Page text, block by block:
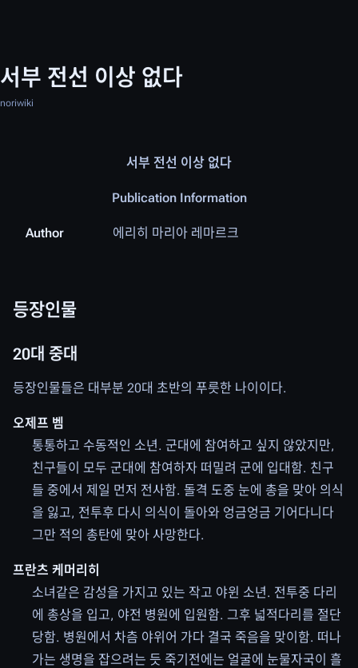
서부 전선 이상 없다
noriwiki
서부 전선 이상 없다
Publication Information
Author 에리히 마리아 레마르크
등장인물
20대 중대
등장인물들은 대부분 20대 초반의 푸릇한 나이이다.
오제프 벰
통통하고 수동적인 소년. 군대에 참여하고 싶지 않았지만,
친구들이 모두 군대에 참여하자 떠밀려 군에 입대함. 친구
들 중에서 제일 먼저 전사함. 돌격 도중 눈에 총을 맞아 의식
을 잃고, 전투후 다시 의식이 돌아와 엉금엉금 기어다니다
그만 적의 총탄에 맞아 사망한다.
프란츠 케머리히
소녀같은 감성을 가지고 있는 작고 야윈 소년. 전투중 다리
에 총상을 입고, 야전 병원에 입원함. 그후 넓적다리를 절단
당함. 병원에서 차츰 야위어 가다 결국 죽음을 맞이함. 떠나
가는 생명을 잡으려는 듯 죽기전에는 얼굴에 눈물자국이 흘